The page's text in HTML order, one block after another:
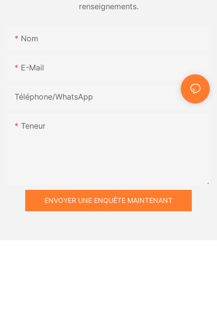
renseignements.
Nom
E-Mail
Téléphone/WhatsApp
Teneur
ENVOYER UNE ENQUÊTE MAINTENANT